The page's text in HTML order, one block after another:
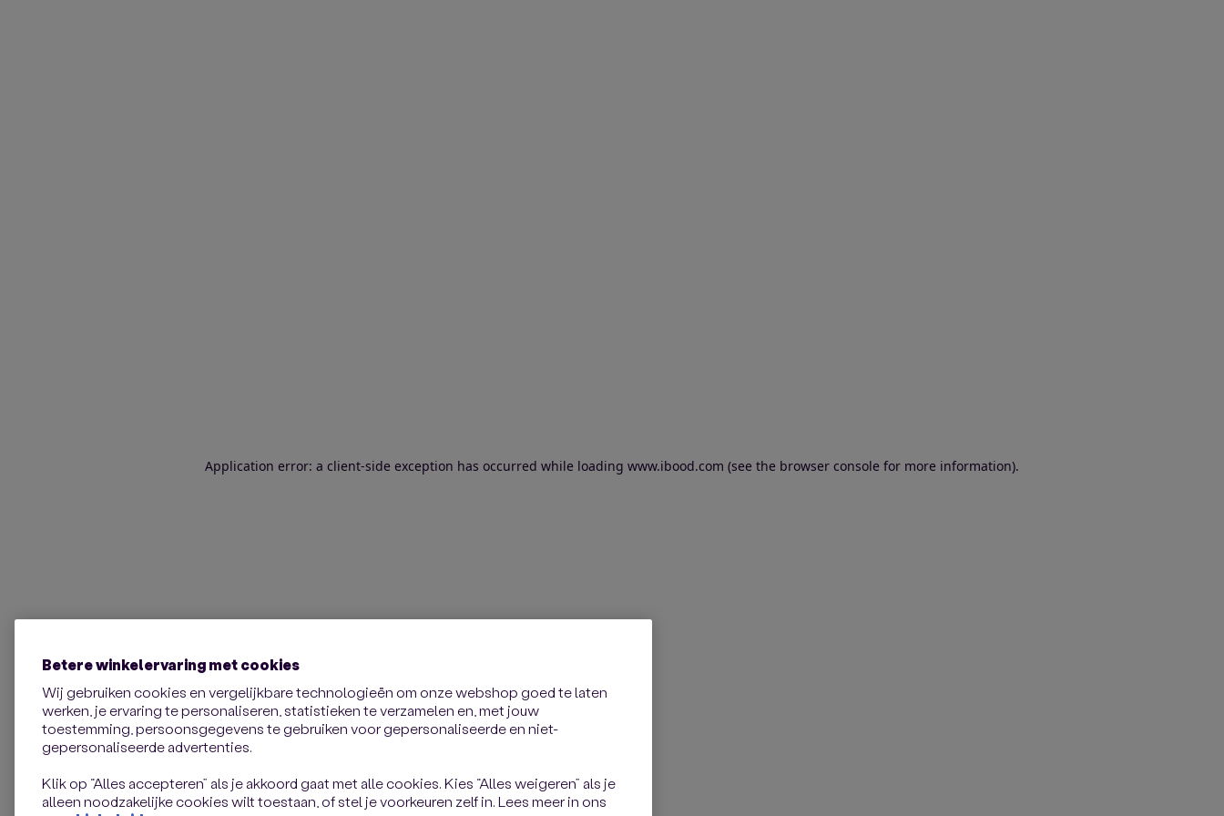
Application error: a client-side exception has occurred while loading www.ibood.com (see the browser console for more information).
Betere winkelervaring met cookies
Wij gebruiken cookies en vergelijkbare technologieën om onze webshop goed te laten
werken, je ervaring te personaliseren, statistieken te verzamelen en, met jouw
toestemming, persoonsgegevens te gebruiken voor gepersonaliseerde en niet-
gepersonaliseerde advertenties.
Klik op “Alles accepteren” als je akkoord gaat met alle cookies. Kies “Alles weigeren” als je
alleen noodzakelijke cookies wilt toestaan, of stel je voorkeuren zelf in. Lees meer in ons